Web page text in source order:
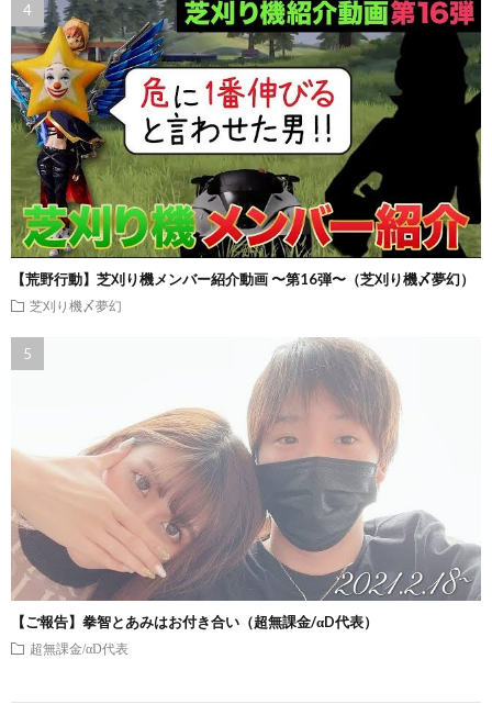
【荒野行動】芝刈り機メンバー紹介動画 〜第16弾〜（芝刈り機〆夢幻）
芝刈り機〆夢幻
【ご報告】拳智とあみはお付き合い（超無課金/αD代表）
超無課金/αD代表